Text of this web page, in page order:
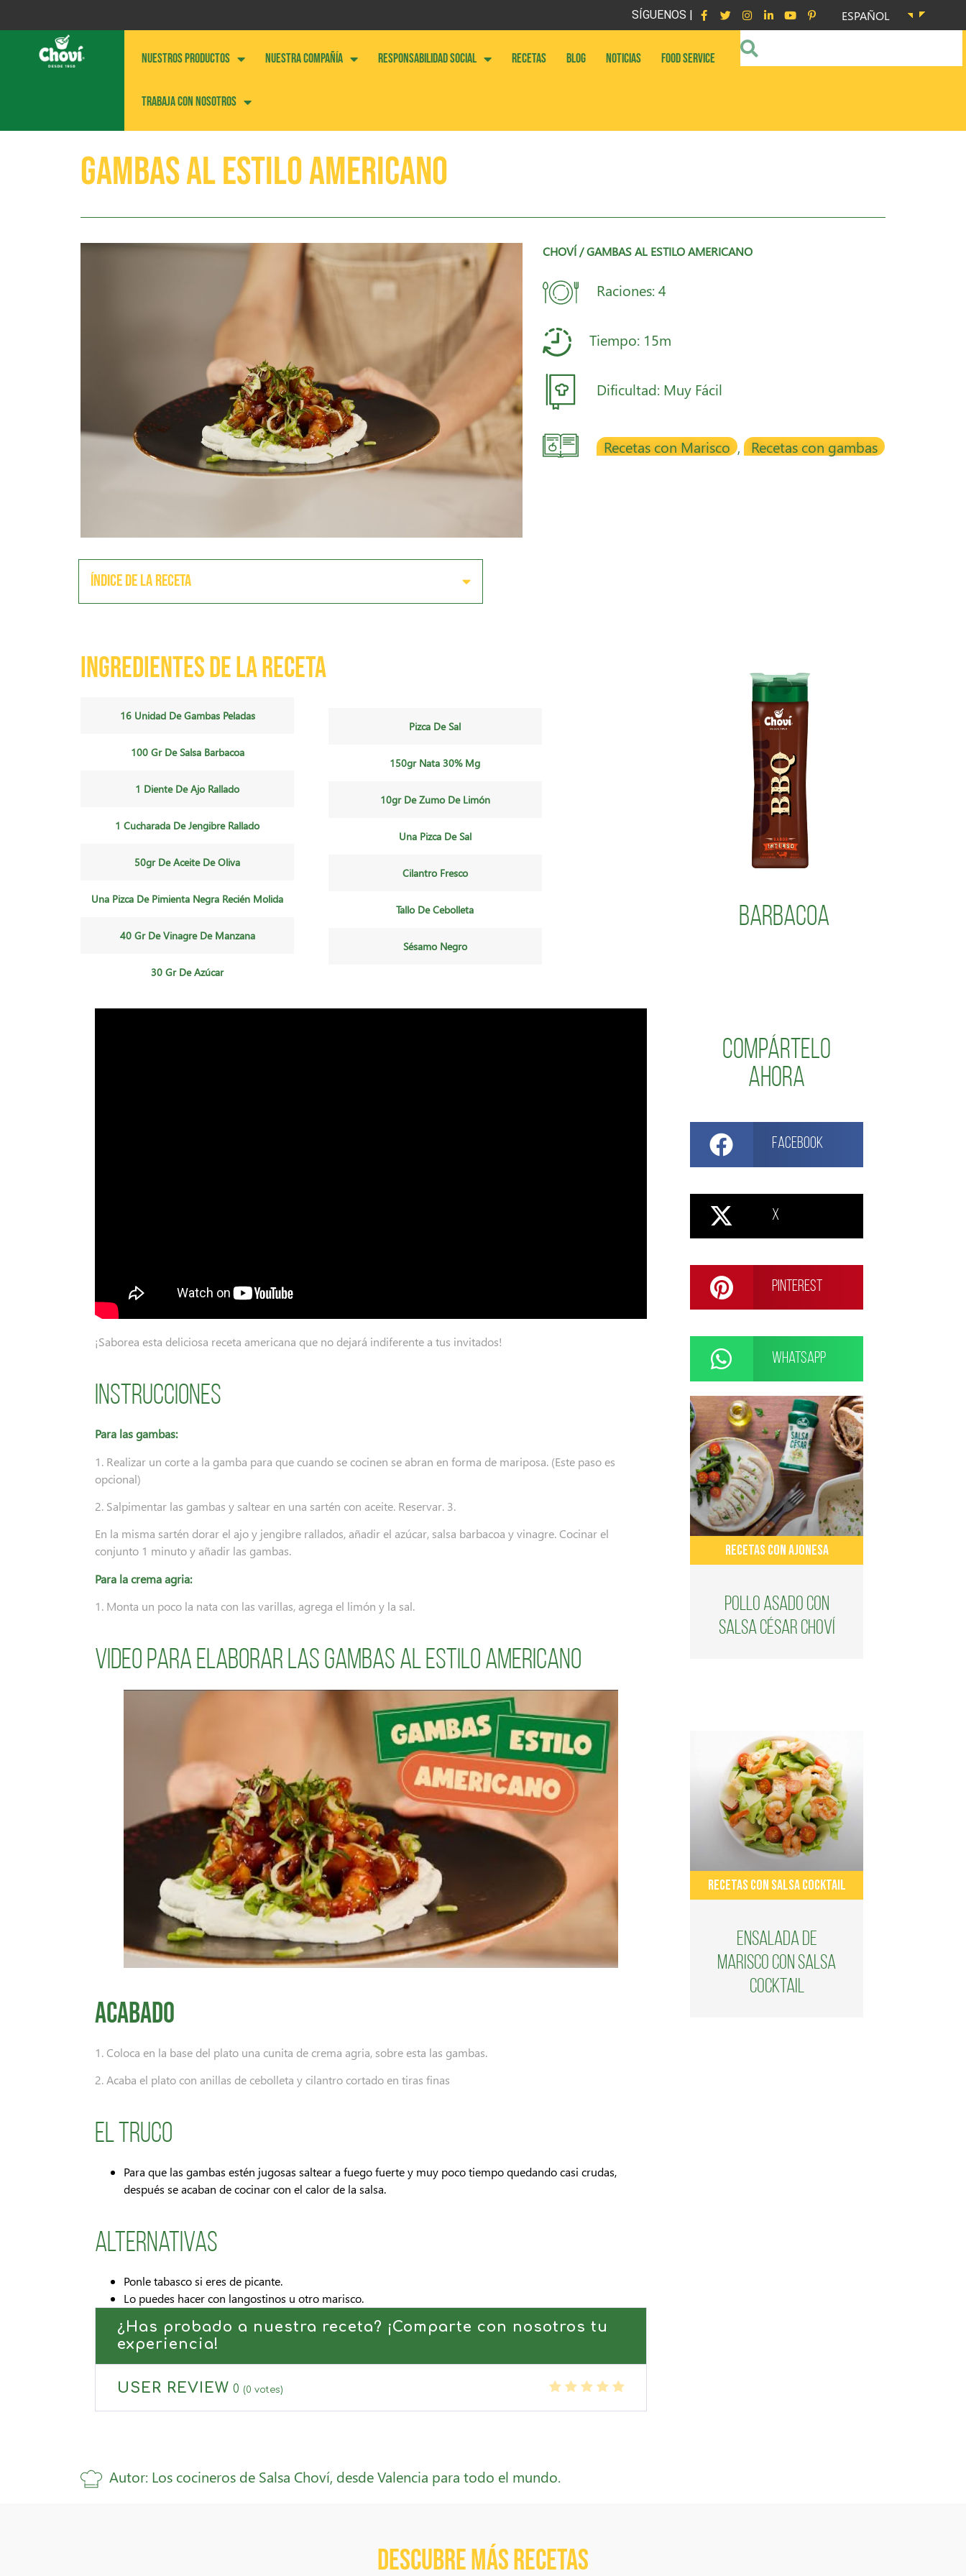
SÍGUENOS | ESPAÑOL
NUESTROS PRODUCTOS NUESTRA COMPAÑÍA RESPONSABILIDAD SOCIAL RECETAS BLOG NOTICIAS FOOD SERVICE
Trabaja con nosotros
GAMBAS AL ESTILO AMERICANO
CHOVÍ / GAMBAS AL ESTILO AMERICANO
Raciones: 4
Tiempo: 15m
Dificultad: Muy Fácil
Recetas con Marisco , Recetas con gambas
Índice de la receta
Ingredientes de la receta
16 Unidad De Gambas Peladas
100 Gr De Salsa Barbacoa
1 Diente De Ajo Rallado
1 Cucharada De Jengibre Rallado
50gr De Aceite De Oliva
Una Pizca De Pimienta Negra Recién Molida
40 Gr De Vinagre De Manzana
30 Gr De Azúcar
Pizca De Sal
150gr Nata 30% Mg
10gr De Zumo De Limón
Una Pizca De Sal
Cilantro Fresco
Tallo De Cebolleta
Sésamo Negro
Barbacoa
¡Saborea esta deliciosa receta americana que no dejará indiferente a tus invitados!
Instrucciones
Para las gambas:
1. Realizar un corte a la gamba para que cuando se cocinen se abran en forma de mariposa. (Este paso es
opcional)
2. Salpimentar las gambas y saltear en una sartén con aceite. Reservar. 3.
En la misma sartén dorar el ajo y jengibre rallados, añadir el azúcar, salsa barbacoa y vinagre. Cocinar el
conjunto 1 minuto y añadir las gambas.
Para la crema agria:
1. Monta un poco la nata con las varillas, agrega el limón y la sal.
Video para elaborar las gambas al estilo americano
Acabado
1. Coloca en la base del plato una cunita de crema agria, sobre esta las gambas.
2. Acaba el plato con anillas de cebolleta y cilantro cortado en tiras finas
El Truco
Para que las gambas estén jugosas saltear a fuego fuerte y muy poco tiempo quedando casi crudas,
después se acaban de cocinar con el calor de la salsa.
Alternativas
Ponle tabasco si eres de picante.
Lo puedes hacer con langostinos u otro marisco.
¿Has probado a nuestra receta? ¡Comparte con nosotros tu
experiencia!
USER REVIEW 0 (0 votes)
Compártelo
ahora
Facebook
X
Pinterest
WhatsApp
RECETAS CON AJONESA
Pollo asado con
Salsa César Choví
RECETAS CON SALSA COCKTAIL
Ensalada de
marisco con salsa
cocktail
Autor: Los cocineros de Salsa Choví, desde Valencia para todo el mundo.
Descubre más recetas